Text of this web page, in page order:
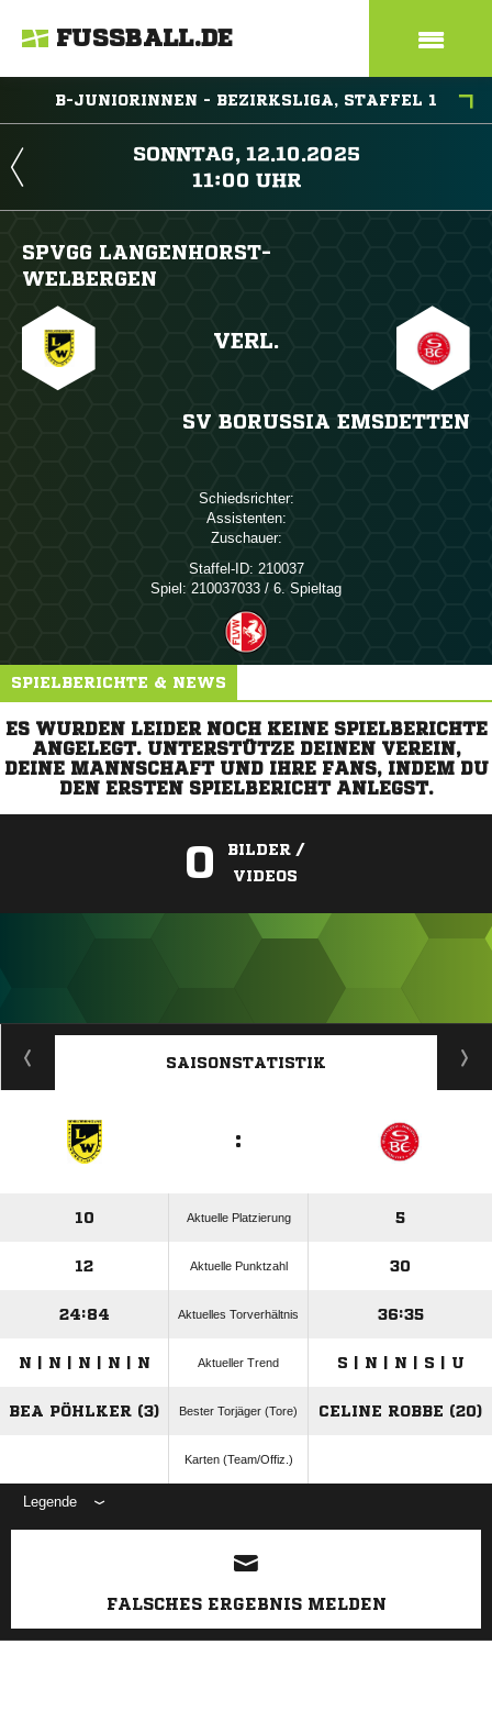
FUSSBALL.DE
B-JUNIORINNEN - BEZIRKSLIGA, STAFFEL 1
 
 
SPVGG LANGENHORST-
WELBERGEN
VERL.
SV BORUSSIA EMSDETTEN
Schiedsrichter:
Assistenten:
Zuschauer:
Staffel-ID: 210037
Spiel: 210037033 / 6. Spieltag
SPIELBERICHTE & NEWS
ES WURDEN LEIDER NOCH KEINE SPIELBERICHTE
ANGELEGT. UNTERSTÜTZE DEINEN VEREIN,
DEINE MANNSCHAFT UND IHRE FANS, INDEM DU
DEN ERSTEN SPIELBERICHT ANLEGST.
0
BILDER /
VIDEOS
ANZEIGE
SAISONSTATISTIK
:
10 Aktuelle Platzierung 5
12 Aktuelle Punktzahl 30
24:84 Aktuelles Torverhältnis 36:35
N | N | N | N | N Aktueller Trend S | N | N | S | U
BEA PÖHLKER (3) Bester Torjäger (Tore) CELINE ROBBE (20)
Karten (Team/Offiz.)
Legende
ANZEIGE
FALSCHES ERGEBNIS MELDEN